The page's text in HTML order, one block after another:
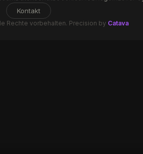
Kontakt
Rechte vorbehalten. Precision by Catava